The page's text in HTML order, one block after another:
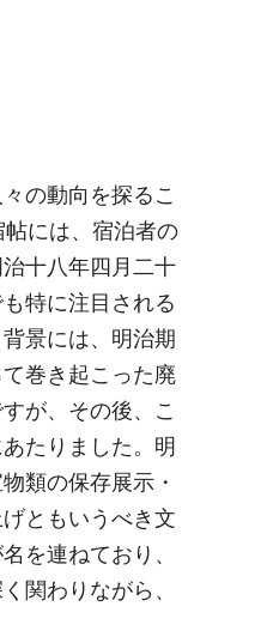
の動向を探るこ
には、宿泊者の
十八年四月二十
特に注目される
景には、明治期
巻き起こった廃
が、その後、こ
たりました。明
類の保存展示・
ともいうべき文
を連ねており、
関わりながら、